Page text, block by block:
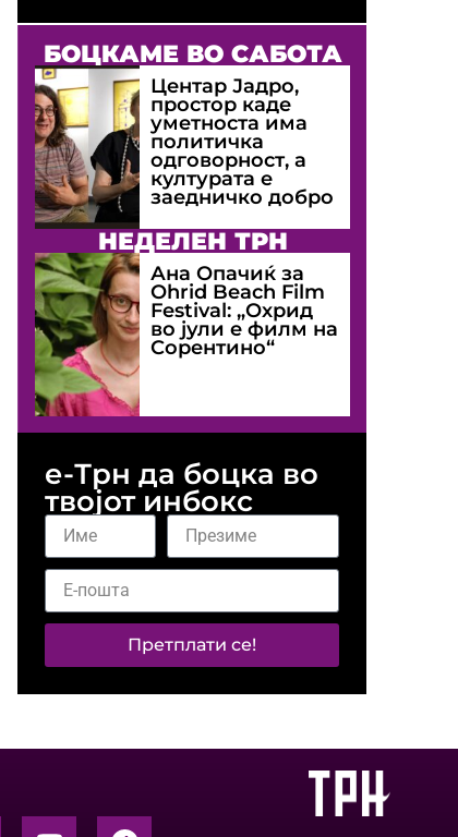
БОЦКАМЕ ВО САБОТА
Центар Јадро,
простор каде
уметноста има
политичка
одговорност, а
културата е
заедничко добро
НЕДЕЛЕН ТРН
Ана Опачиќ за
Оhrid Beach Film
Festival: „Охрид
во јули е филм на
Сорентино“
е-Трн да боцка во
твојот инбокс
Претплати се!